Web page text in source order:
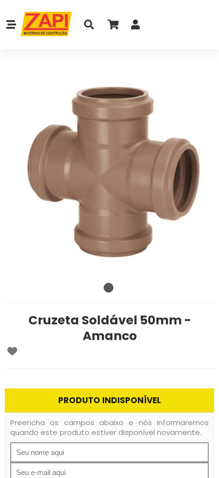
Cruzeta Soldável 50mm -
Amanco
PRODUTO INDISPONÍVEL
Preencha os campos abaixo e nós informaremos
quando este produto estiver disponível novamente.